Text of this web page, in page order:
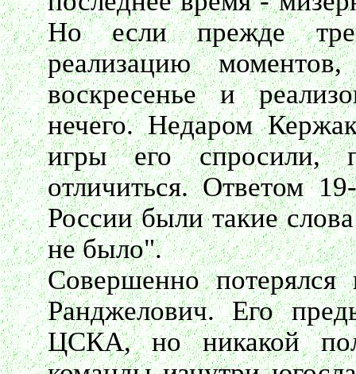
Но если прежде
реализацию
воскресенье и
нечего. Недаром
игры его спросили,
отличиться. Ответом
России были такие
не было".
Совершенно потерялся
Ранджелович. Его
ЦСКА, но никакой